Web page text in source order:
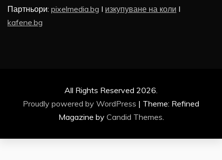
Партньори: pixelmedia.bg I изкупуване на коли I
kafene.bg
All Rights Reserved 2026.
Proudly powered by WordPress | Theme: Refined
Magazine by Candid Themes